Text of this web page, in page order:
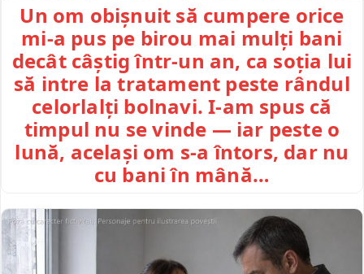
Un om obișnuit să cumpere orice
mi-a pus pe birou mai mulți bani
decât câștig într-un an, ca soția lui
să intre la tratament peste rândul
celorlalți bolnavi. I-am spus că
timpul nu se vinde — iar peste o
lună, același om s-a întors, dar nu
cu bani în mână…